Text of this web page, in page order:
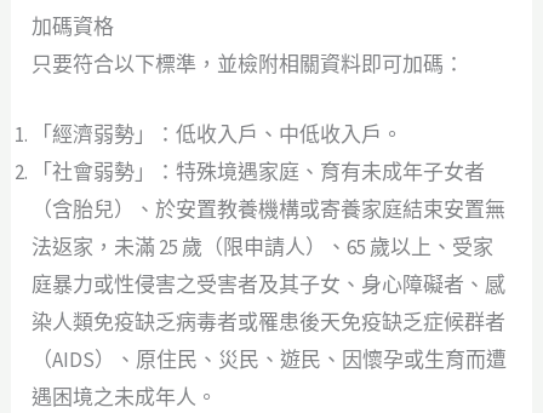
加碼資格
只要符合以下標準，並檢附相關資料即可加碼：
「經濟弱勢」：低收入戶、中低收入戶。
「社會弱勢」：特殊境遇家庭、育有未成年子女者
（含胎兒）、於安置教養機構或寄養家庭結束安置無
法返家，未滿 25 歲（限申請人）、65 歲以上、受家
庭暴力或性侵害之受害者及其子女、身心障礙者、感
染人類免疫缺乏病毒者或罹患後天免疫缺乏症候群者
（AIDS）、原住民、災民、遊民、因懷孕或生育而遭
遇困境之未成年人。